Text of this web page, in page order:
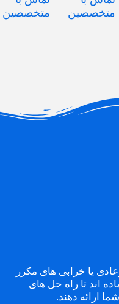
متخصصین
متخصصین
یا خرابی های مکرر
اند تا راه حل های
ارائه دهند.